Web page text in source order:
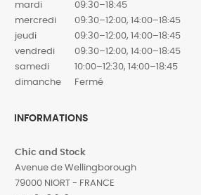
mardi
09:30–18:45
mercredi
09:30–12:00, 14:00–18:45
jeudi
09:30–12:00, 14:00–18:45
vendredi
09:30–12:00, 14:00–18:45
samedi
10:00–12:30, 14:00–18:45
dimanche
Fermé
INFORMATIONS
Chic and Stock
Avenue de Wellingborough
79000 NIORT - FRANCE